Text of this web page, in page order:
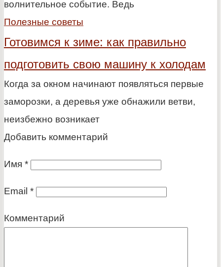
волнительное событие. Ведь
Полезные советы
Готовимся к зиме: как правильно
подготовить свою машину к холодам
Когда за окном начинают появляться первые
заморозки, а деревья уже обнажили ветви,
неизбежно возникает
Добавить комментарий
Имя *
Email *
Комментарий